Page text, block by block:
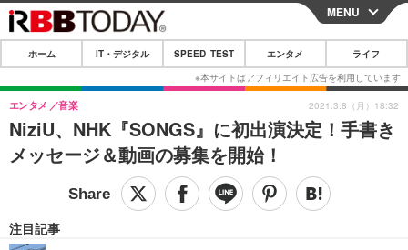
CLOSE
ホーム
IT・デジタル
IT・デジタルTOP スマートフォン
ショッピング その他
SPEED TEST
エンタメTOP 映画・ドラマ
MENU
ホーム IT・デジタル SPEED TEST エンタメ ライフ
NiziU、NHK『SONGS』に初出演決定！手書き
メッセージ＆動画の募集を開始！
エンタメ 音楽
注目記事
2021.3.8（月）18:32